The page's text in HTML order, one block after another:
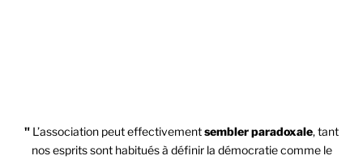
" L’association peut effectivementsembler paradoxale, tant
nos esprits sont habitués à définir la démocratie comme le